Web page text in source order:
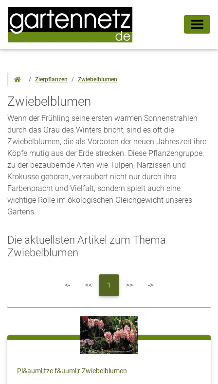
Zierpflanzen Zwiebelblumen
Zwiebelblumen
Wenn der Frühling seine ersten warmen Sonnenstrahlen
durch das Grau des Winters bricht, sind es oft die
Zwiebelblumen, die als Vorboten der neuen Jahreszeit ihre
Köpfe mutig aus der Erde strecken. Diese Pflanzengruppe,
zu der bezaubernde Arten wie Tulpen, Narzissen und
Krokusse gehören, verzaubert nicht nur durch ihre
Farbenpracht und Vielfalt, sondern spielt auch eine
wichtige Rolle im ökologischen Gleichgewicht unseres
Gartens.
Die aktuellsten Artikel zum Thema
Zwiebelblumen
<-First <<Previous
1 >>Next ->Last
Pl&auml;tze f&uuml;r Zwiebelblumen